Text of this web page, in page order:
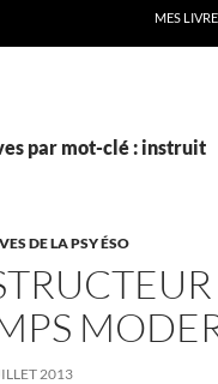
MES
par mot-clé : instruit
DE LA PSY ÉSO
2013